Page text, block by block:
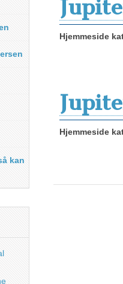
Hjemmeside
Hjemmeside
kan